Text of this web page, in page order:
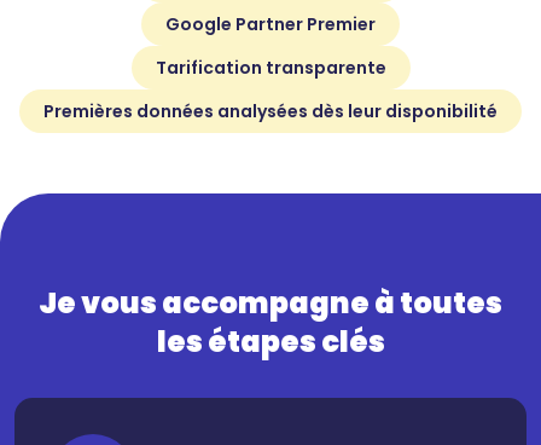
Google Partner Premier
Tarification transparente
Premières données analysées dès leur disponibilité
Je vous accompagne à toutes
les étapes clés